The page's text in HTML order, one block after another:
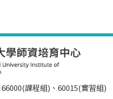
課程組)、60015(實習組)